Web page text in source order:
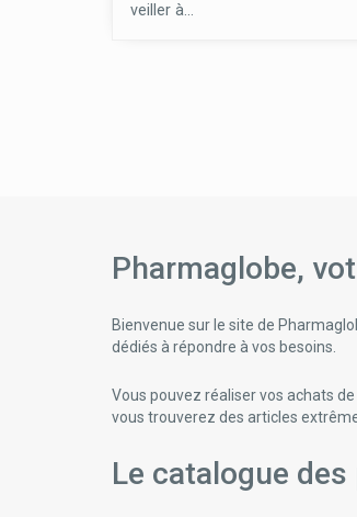
veiller à...
Pharmaglobe,
Bienvenue sur le site de
dédiés à répondre à vos besoins.
Vous pouvez réaliser vos achats
vous trouverez des articles
Le catalogue